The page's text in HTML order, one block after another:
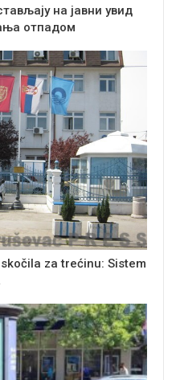
на јавни увид
отпадом
za trećinu: Sistem